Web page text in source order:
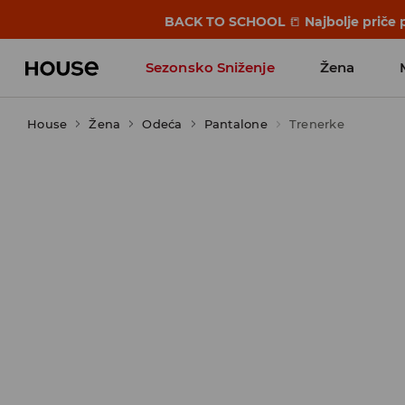
BACK TO SCHOOL 📒 Najbolje priče
Sezonsko Sniženje Žena
House Žena Odeća Pantalone Trenerke